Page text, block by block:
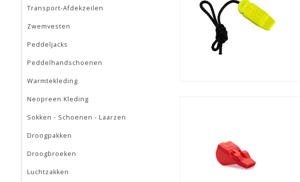
Transport-Afdekzeilen
Zwemvesten
Peddeljacks
Peddelhandschoenen
Warmtekleding
Neopreen Kleding
Sokken - Schoenen - Laarzen
Droogpakken
Droogbroeken
Luchtzakken